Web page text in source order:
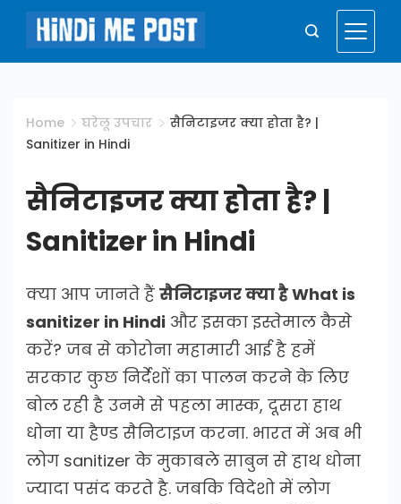
Skip
content
Hindi
Me
Post
Home घरेलू उपचार
सैनिटाइजर क्या होता है? |
Sanitizer in Hindi
सैनिटाइजर क्या होता है? |
Sanitizer in Hindi
क्या आप जानते हैं सैनिटाइजर क्या है What is
sanitizer in Hindi और इसका इस्तेमाल कैसे
करें? जब से कोरोना महामारी आई है हमें
सरकार कुछ निर्देशों का पालन करने के लिए
बोल रही है उनमे से पहला मास्क, दूसरा हाथ
धोना या हैण्ड सैनिटाइज करना. भारत में अब भी
लोग sanitizer के मुकाबले साबुन से हाथ धोना
ज्यादा पसंद करते है. जबकि विदेशो में लोग